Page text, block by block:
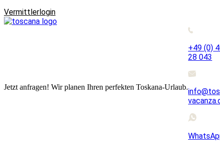
Vermittlerlogin
Jetzt anfragen! Wir planen Ihren perfekten Toskana-Urlaub.
+49 (0)
28 043